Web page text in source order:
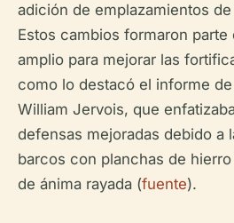
adición de emplazamientos
Estos cambios formaron parte
amplio para mejorar las
como lo destacó el informe
William Jervois, que
defensas mejoradas debido a
barcos con planchas de
de ánima rayada (fuente).